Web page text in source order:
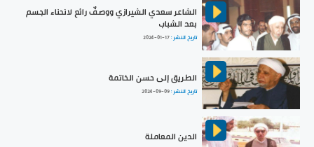
الشاعر سعدي الشيرازي ووصفٌ رائع لانحناء الجسم
بعد الشباب
تاريخ النشر :2024-01-17
الطريق إلى حسن الخاتمة
تاريخ النشر :2024-09-09
الدين المعاملة